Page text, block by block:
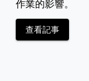
作業的影響。
查看記事